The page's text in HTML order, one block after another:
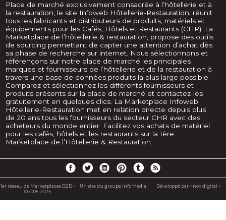
Place de marché exclusivement consacrée à l’hôtellerie et à
la restauration, le site Infoweb Hôtellerie-Restauration, réunit
tous les fabricants et distributeurs de produits, matériels et
équipements pour les Cafés, Hôtels et Restaurants (CHR). La
Marketplace de l’hôtellerie & restauration, propose des outils
de sourcing permettant de capter une attention d’achat dès
sa phase de recherche sur internet. Nous sélectionnons et
référençons sur notre place de marché les principales
marques et fournisseurs de l’hôtellerie et de la restauration à
travers une base de données produits la plus large possible.
Comparez et sélectionnez les différents fournisseurs et
produits présents sur la place de marché et contactez-les
gratuitement en quelques clics. La Marketplace Infoweb
Hôtellerie-Restauration met en relation directe depuis plus
de 20 ans tous les fournisseurs du secteur CHR avec des
acheteurs du monde entier. Facilitez vos achats de matériel
pour les cafés, hôtels et les restaurants sur la 1ère
Marketplace de l’Hôtellerie & Restauration.
1er réseau de Marketplaces B2B -
©2005-2025
Un site du groupe Info Media Développé par « nox digital »